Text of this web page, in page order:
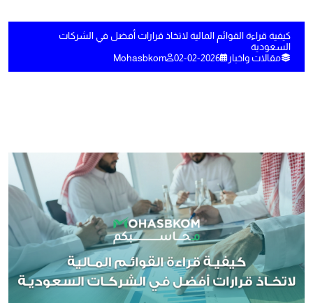
كيفية قراءة القوائم المالية لاتخاذ قرارات أفضل في الشركات
السعودية
مقالات واخبار
02-02-2026
Mohasbkom